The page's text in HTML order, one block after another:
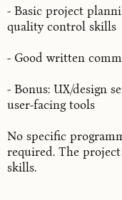
- Basic project
quality control skills
- Good written
- Bonus: UX/design
user-facing tools
No specific
required. The
skills.